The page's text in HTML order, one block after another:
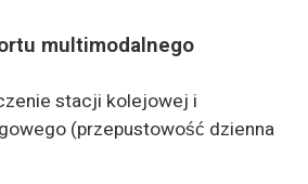
multimodalnego
stacji kolejowej i
(przepustowość dzienna